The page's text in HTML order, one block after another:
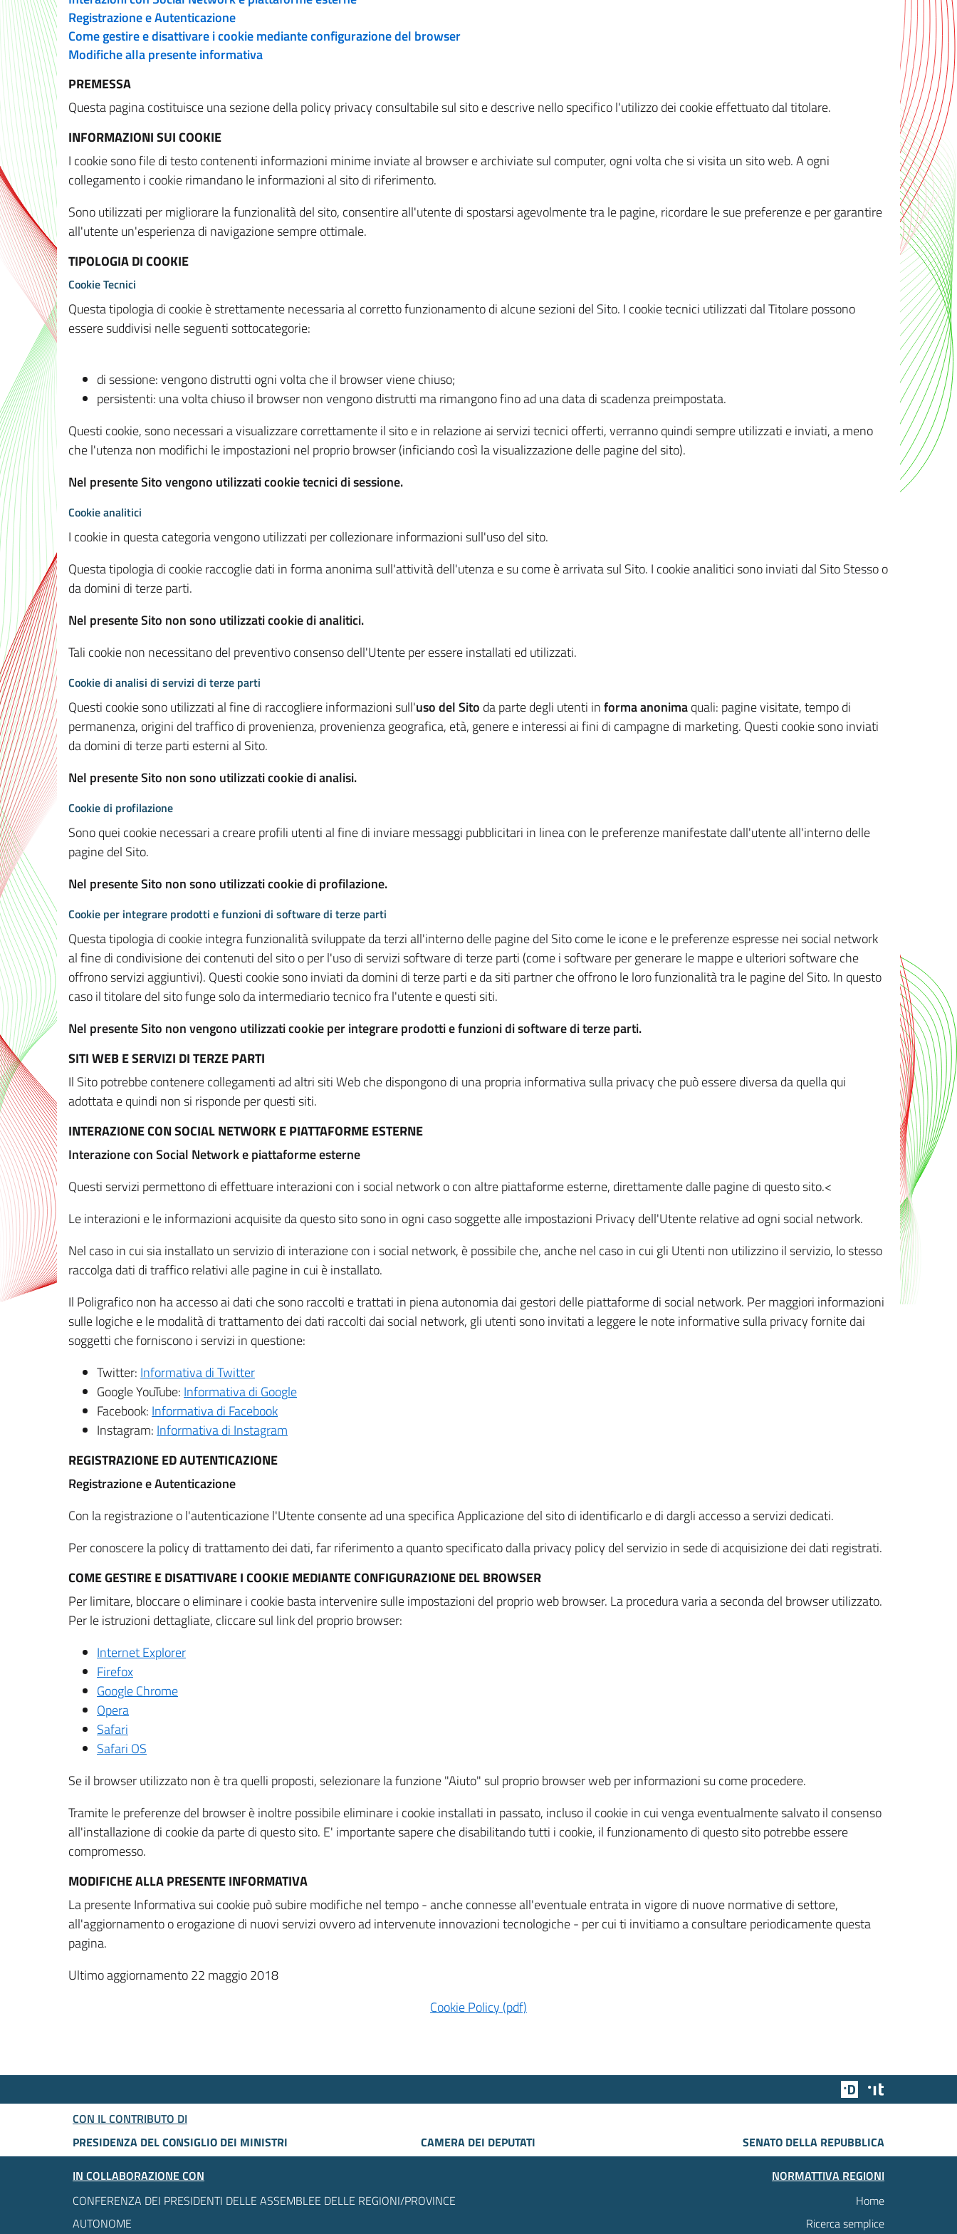
Registrazione e Autenticazione
Come gestire e disattivare i cookie mediante configurazione del browser
Modifiche alla presente informativa
PREMESSA
Questa pagina costituisce una sezione della policy privacy consultabile sul sito e descrive nello specifico l'utilizzo dei cookie effettuato dal titolare.
INFORMAZIONI SUI COOKIE
I cookie sono file di testo contenenti informazioni minime inviate al browser e archiviate sul computer, ogni volta che si visita un sito web. A ogni
collegamento i cookie rimandano le informazioni al sito di riferimento.
Sono utilizzati per migliorare la funzionalità del sito, consentire all'utente di spostarsi agevolmente tra le pagine, ricordare le sue preferenze e per garantire
all'utente un'esperienza di navigazione sempre ottimale.
TIPOLOGIA DI COOKIE
Cookie Tecnici
Questa tipologia di cookie è strettamente necessaria al corretto funzionamento di alcune sezioni del Sito. I cookie tecnici utilizzati dal Titolare possono
essere suddivisi nelle seguenti sottocategorie:
di sessione: vengono distrutti ogni volta che il browser viene chiuso;
persistenti: una volta chiuso il browser non vengono distrutti ma rimangono fino ad una data di scadenza preimpostata.
Questi cookie, sono necessari a visualizzare correttamente il sito e in relazione ai servizi tecnici offerti, verranno quindi sempre utilizzati e inviati, a meno
che l'utenza non modifichi le impostazioni nel proprio browser (inficiando così la visualizzazione delle pagine del sito).
Nel presente Sito vengono utilizzati cookie tecnici di sessione.
Cookie analitici
I cookie in questa categoria vengono utilizzati per collezionare informazioni sull'uso del sito.
Questa tipologia di cookie raccoglie dati in forma anonima sull'attività dell'utenza e su come è arrivata sul Sito. I cookie analitici sono inviati dal Sito Stesso o
da domini di terze parti.
Nel presente Sito non sono utilizzati cookie di analitici.
Tali cookie non necessitano del preventivo consenso dell'Utente per essere installati ed utilizzati.
Cookie di analisi di servizi di terze parti
Questi cookie sono utilizzati al fine di raccogliere informazioni sull'uso del Sito da parte degli utenti informa anonimaquali: pagine visitate, tempo di
permanenza, origini del traffico di provenienza, provenienza geografica, età, genere e interessi ai fini di campagne di marketing. Questi cookie sono inviati
da domini di terze parti esterni al Sito.
Nel presente Sito non sono utilizzati cookie di analisi.
Cookie di profilazione
Sono quei cookie necessari a creare profili utenti al fine di inviare messaggi pubblicitari in linea con le preferenze manifestate dall'utente all'interno delle
pagine del Sito.
Nel presente Sito non sono utilizzati cookie di profilazione.
Cookie per integrare prodotti e funzioni di software di terze parti
Questa tipologia di cookie integra funzionalità sviluppate da terzi all'interno delle pagine del Sito come le icone e le preferenze espresse nei social network
al fine di condivisione dei contenuti del sito o per l'uso di servizi software di terze parti (come i software per generare le mappe e ulteriori software che
offrono servizi aggiuntivi). Questi cookie sono inviati da domini di terze parti e da siti partner che offrono le loro funzionalità tra le pagine del Sito. In questo
caso il titolare del sito funge solo da intermediario tecnico fra l'utente e questi siti.
Nel presente Sito non vengono utilizzati cookie per integrare prodotti e funzioni di software di terze parti.
SITI WEB E SERVIZI DI TERZE PARTI
Il Sito potrebbe contenere collegamenti ad altri siti Web che dispongono di una propria informativa sulla privacy che può essere diversa da quella qui
adottata e quindi non si risponde per questi siti.
INTERAZIONE CON SOCIAL NETWORK E PIATTAFORME ESTERNE
Interazione con Social Network e piattaforme esterne
Questi servizi permettono di effettuare interazioni con i social network o con altre piattaforme esterne, direttamente dalle pagine di questo sito.<
Le interazioni e le informazioni acquisite da questo sito sono in ogni caso soggette alle impostazioni Privacy dell'Utente relative ad ogni social network.
Nel caso in cui sia installato un servizio di interazione con i social network, è possibile che, anche nel caso in cui gli Utenti non utilizzino il servizio, lo stesso
raccolga dati di traffico relativi alle pagine in cui è installato.
Il Poligrafico non ha accesso ai dati che sono raccolti e trattati in piena autonomia dai gestori delle piattaforme di social network. Per maggiori informazioni
sulle logiche e le modalità di trattamento dei dati raccolti dai social network, gli utenti sono invitati a leggere le note informative sulla privacy fornite dai
soggetti che forniscono i servizi in questione:
Twitter: Informativa di Twitter
Google YouTube: Informativa di Google
Facebook: Informativa di Facebook
Instagram: Informativa di Instagram
REGISTRAZIONE ED AUTENTICAZIONE
Registrazione e Autenticazione
Con la registrazione o l'autenticazione l'Utente consente ad una specifica Applicazione del sito di identificarlo e di dargli accesso a servizi dedicati.
Per conoscere la policy di trattamento dei dati, far riferimento a quanto specificato dalla privacy policy del servizio in sede di acquisizione dei dati registrati.
COME GESTIRE E DISATTIVARE I COOKIE MEDIANTE CONFIGURAZIONE DEL BROWSER
Per limitare, bloccare o eliminare i cookie basta intervenire sulle impostazioni del proprio web browser. La procedura varia a seconda del browser utilizzato.
Per le istruzioni dettagliate, cliccare sul link del proprio browser:
Internet Explorer
Firefox
Google Chrome
Opera
Safari
Safari OS
Se il browser utilizzato non è tra quelli proposti, selezionare la funzione "Aiuto" sul proprio browser web per informazioni su come procedere.
Tramite le preferenze del browser è inoltre possibile eliminare i cookie installati in passato, incluso il cookie in cui venga eventualmente salvato il consenso
all'installazione di cookie da parte di questo sito. E' importante sapere che disabilitando tutti i cookie, il funzionamento di questo sito potrebbe essere
compromesso.
MODIFICHE ALLA PRESENTE INFORMATIVA
La presente Informativa sui cookie può subire modifiche nel tempo - anche connesse all'eventuale entrata in vigore di nuove normative di settore,
all'aggiornamento o erogazione di nuovi servizi ovvero ad intervenute innovazioni tecnologiche - per cui ti invitiamo a consultare periodicamente questa
pagina.
Ultimo aggiornamento 22 maggio 2018
Cookie Policy (pdf)
Team Digitale
CON IL CONTRIBUTO DI
PRESIDENZA DEL CONSIGLIO DEI MINISTRI
CAMERA DEI DEPUTATI
SENATO DELLA REPUBBLICA
IN COLLABORAZIONE CON
CONFERENZA DEI PRESIDENTI DELLE ASSEMBLEE DELLE REGIONI/PROVINCE
AUTONOME
NORMATTIVA REGIONI
Home
Ricerca semplice